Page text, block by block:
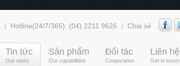
| Hotline(24/7/365): (04) 2211 9626 | Chia sẻ
Tin tức
Our news
Sản phẩm
Our capabilities
Đối tác
Cooperation
Liên hệ
Get in touch